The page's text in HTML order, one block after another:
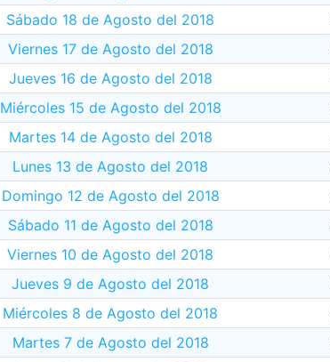
Sábado 18 de Agosto del 2018
Viernes 17 de Agosto del 2018
Jueves 16 de Agosto del 2018
Miércoles 15 de Agosto del 2018
Martes 14 de Agosto del 2018
Lunes 13 de Agosto del 2018
Domingo 12 de Agosto del 2018
Sábado 11 de Agosto del 2018
Viernes 10 de Agosto del 2018
Jueves 9 de Agosto del 2018
Miércoles 8 de Agosto del 2018
Martes 7 de Agosto del 2018